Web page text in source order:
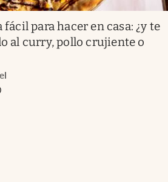
para hacer en casa: ¿y te
al curry, pollo crujiente o